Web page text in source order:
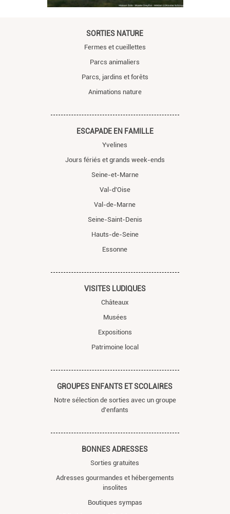
SORTIES NATURE
Fermes et cueillettes
Parcs animaliers
Parcs, jardins et forêts
Animations nature
ESCAPADE EN FAMILLE
Yvelines
Jours fériés et grands week-ends
Seine-et-Marne
Val-d'Oise
Val-de-Marne
Seine-Saint-Denis
Hauts-de-Seine
Essonne
VISITES LUDIQUES
Châteaux
Musées
Expositions
Patrimoine local
GROUPES ENFANTS ET SCOLAIRES
Notre sélection de sorties avec un groupe
d'enfants
BONNES ADRESSES
Sorties gratuites
Adresses gourmandes et hébergements
insolites
Boutiques sympas